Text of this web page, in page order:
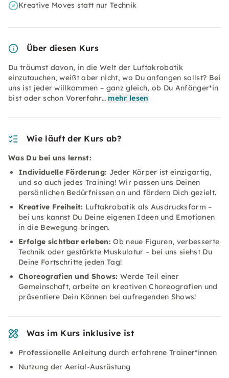
Kreative Moves statt nur Technik
Über diesen Kurs
Du träumst davon, in die Welt der Luftakrobatik
einzutauchen, weißt aber nicht, wo Du anfangen sollst? Bei
uns ist jeder willkommen – ganz gleich, ob Du Anfänger*in
bist oder schon Vorerfahr… mehr lesen
Wie läuft der Kurs ab?
Was Du bei uns lernst:
Individuelle Förderung: Jeder Körper ist einzigartig,
und so auch jedes Training! Wir passen uns Deinen
persönlichen Bedürfnissen an und fördern Dich gezielt.
Kreative Freiheit: Luftakrobatik als Ausdrucksform –
bei uns kannst Du Deine eigenen Ideen und Emotionen
in die Bewegung bringen.
Erfolge sichtbar erleben: Ob neue Figuren, verbesserte
Technik oder gestärkte Muskulatur – bei uns siehst Du
Deine Fortschritte jeden Tag!
Choreografien und Shows: Werde Teil einer
Gemeinschaft, arbeite an kreativen Choreografien und
präsentiere Dein Können bei aufregenden Shows!
Was im Kurs inklusive ist
Professionelle Anleitung durch erfahrene Trainer*innen
Nutzung der Aerial-Ausrüstung